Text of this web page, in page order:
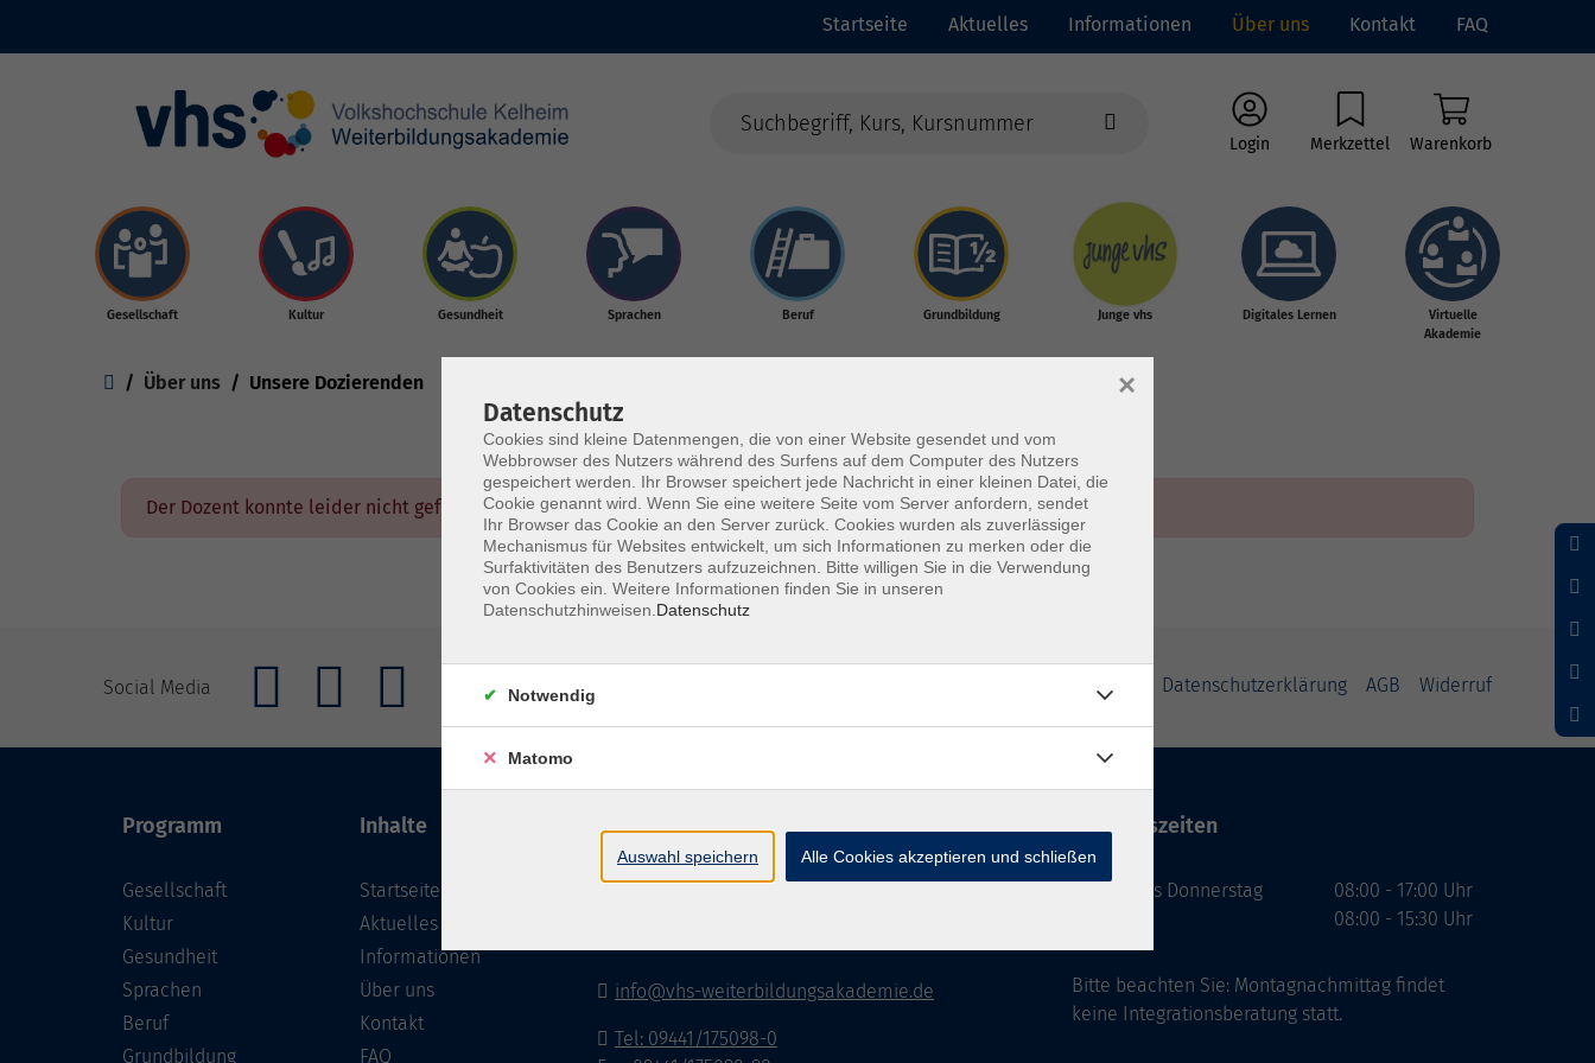
Startseite Aktuelles Informationen Über uns Kontakt FAQ
Login Merkzettel Warenkorb
Gesellschaft Kultur Gesundheit Sprachen Beruf Grundbildung Junge vhs Digitales Lernen
Virtuelle
Akademie
You are here:
Über uns Unsere Dozierenden
Der Dozent konnte leider nicht gefunden werden
Social Media Datenschutzerklärung AGB Widerruf
Programm
Gesellschaft
Kultur
Gesundheit
Sprachen
Beruf
Grundbildung
Inhalte
Startseite
Aktuelles
Informationen
Über uns
Kontakt
FAQ
vhs-Weiterbildungsakademie Kelheim
e.V.
info@vhs-weiterbildungsakademie.de
Tel: 09441/175098-0
Öffnungszeiten
Montag bis Donnerstag
08:00 - 17:00 Uhr
08:00 - 15:30 Uhr
Bitte beachten Sie: Montagnachmittag findet
keine Integrationsberatung statt.
Datenschutz
Cookies sind kleine Datenmengen, die von einer Website gesendet und vom
Webbrowser des Nutzers während des Surfens auf dem Computer des Nutzers
gespeichert werden. Ihr Browser speichert jede Nachricht in einer kleinen Datei, die
Cookie genannt wird. Wenn Sie eine weitere Seite vom Server anfordern, sendet
Ihr Browser das Cookie an den Server zurück. Cookies wurden als zuverlässiger
Mechanismus für Websites entwickelt, um sich Informationen zu merken oder die
Surfaktivitäten des Benutzers aufzuzeichnen. Bitte willigen Sie in die Verwendung
von Cookies ein. Weitere Informationen finden Sie in unseren
Datenschutzhinweisen. Datenschutz
×
Notwendig
Matomo
Auswahl speichern Alle Cookies akzeptieren und schließen